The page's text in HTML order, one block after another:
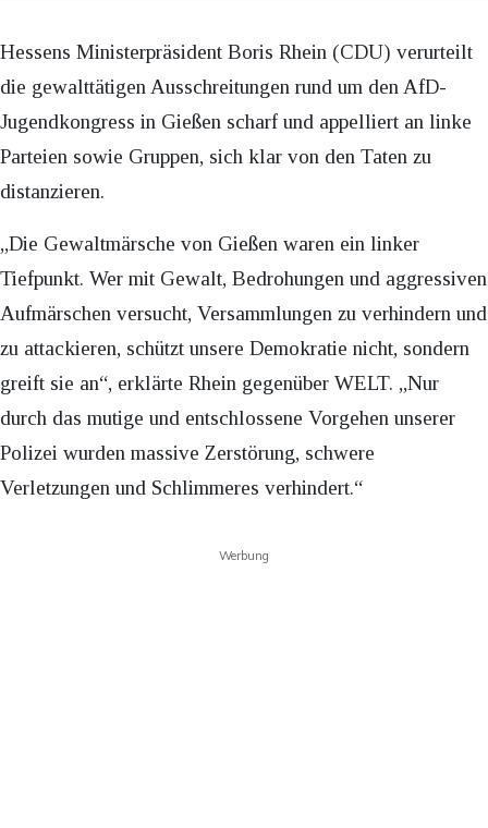
Hessens Ministerpräsident Boris Rhein (CDU) verurteilt
die gewalttätigen Ausschreitungen rund um den AfD-
Jugendkongress in Gießen scharf und appelliert an linke
Parteien sowie Gruppen, sich klar von den Taten zu
distanzieren.​
„Die Gewaltmärsche von Gießen waren ein linker
Tiefpunkt. Wer mit Gewalt, Bedrohungen und aggressiven
Aufmärschen versucht, Versammlungen zu verhindern und
zu attackieren, schützt unsere Demokratie nicht, sondern
greift sie an“, erklärte Rhein gegenüber WELT. „Nur
durch das mutige und entschlossene Vorgehen unserer
Polizei wurden massive Zerstörung, schwere
Verletzungen und Schlimmeres verhindert.“
Werbung